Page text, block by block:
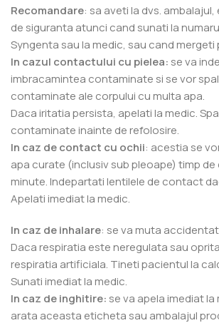
Recomandare: sa aveti la dvs.
de siguranta atunci cand sunati la
Syngenta sau la medic, sau cand
In cazul contactului cu pielea: se va
imbracamintea contaminate si se vor
contaminate ale corpului cu multa apa.
Daca iritatia persista, apelati la medic.
contaminate inainte de refolosire.
In caz de contact cu ochii: acestia se
apa curate (inclusiv sub pleoape) timp de
minute. Indepartati lentilele de contact
Apelati imediat la medic.
In caz de inhalare: se va muta
Daca respiratia este neregulata sau
respiratia artificiala. Tineti pacientul la
Sunati imediat la medic.
In caz de inghitire: se va apela imediat
arata aceasta eticheta sau ambalajul